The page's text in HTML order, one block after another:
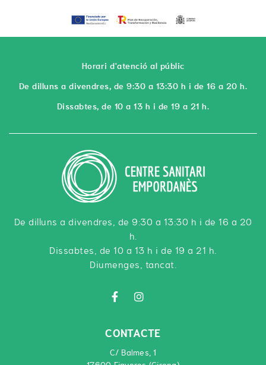
Horari d'atenció al públic
De dilluns a divendres, de 9:30 a 13:30 h i de 16 a 20 h.
Dissabtes, de 10 a 13 h i de 19 a 21 h.
De dilluns a divendres, de 9:30 a 13:30 h i de 16 a 20
h.
Dissabtes, de 10 a 13 h i de 19 a 21 h.
Diumenges, tancat.
CONTACTE
C/ Balmes, 1